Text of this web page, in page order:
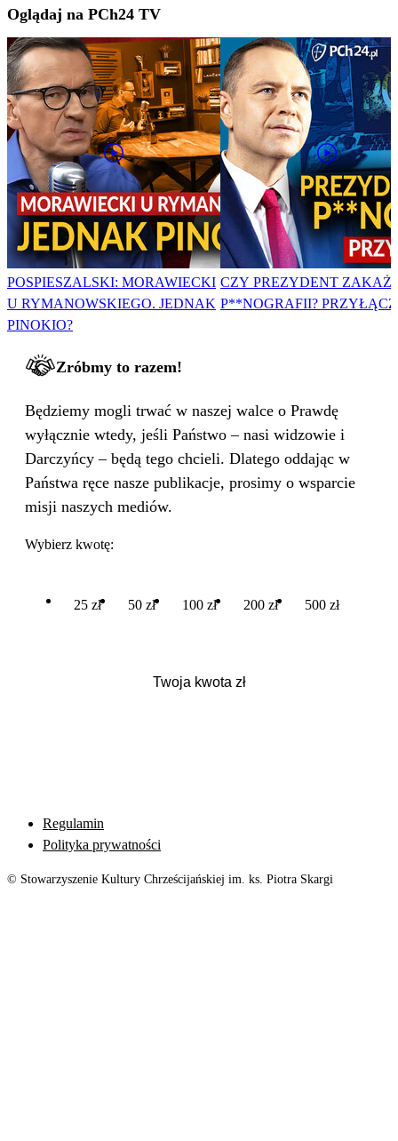
Oglądaj na PCh24 TV
POSPIESZALSKI: MORAWIECKI
U RYMANOWSKIEGO. JEDNAK
PINOKIO?
CZY PREZYDENT
P**NOGRAFII?
Zróbmy to razem!
Będziemy mogli trwać w naszej walce o Prawdę
wyłącznie wtedy, jeśli Państwo – nasi widzowie i
Darczyńcy – będą tego chcieli. Dlatego oddając w
Państwa ręce nasze publikacje, prosimy o wsparcie
misji naszych mediów.
Wybierz kwotę:
25 zł 50 zł 100 zł 200 zł 500 zł
Regulamin
Polityka prywatności
© Stowarzyszenie Kultury Chrześcijańskiej im. ks. Piotra Skargi